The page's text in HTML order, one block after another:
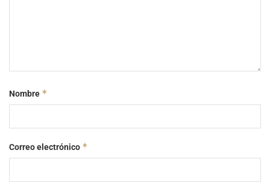
Nombre *
Correo electrónico *